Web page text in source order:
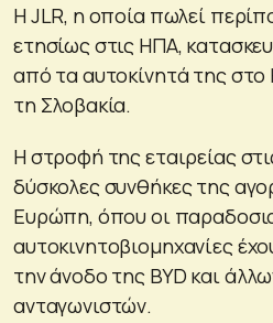
Η JLR, η οποία πωλεί
ετησίως στις ΗΠΑ,
από τα αυτοκίνητά της στο
τη Σλοβακία.
Η στροφή της εταιρείας
δύσκολες συνθήκες της
Ευρώπη, όπου οι
αυτοκινητοβιομηχανίες
την άνοδο της BYD και
ανταγωνιστών.